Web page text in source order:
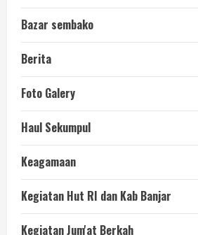
Bazar sembako
Berita
Foto Galery
Haul Sekumpul
Keagamaan
Kegiatan Hut RI dan Kab Banjar
Kegiatan Jum'at Berkah